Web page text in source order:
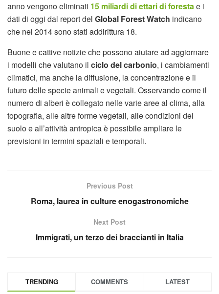
anno vengono eliminati 15 miliardi di ettari di forestae i
dati di oggi dal report del Global Forest Watch indicano
che nel 2014 sono stati addirittura 18.
Buone e cattive notizie che possono aiutare ad aggiornare
i modelli che valutano il ciclo del carbonio, i cambiamenti
climatici, ma anche la diffusione, la concentrazione e il
futuro delle specie animali e vegetali. Osservando come il
numero di alberi è collegato nelle varie aree al clima, alla
topografia, alle altre forme vegetali, alle condizioni del
suolo e all’attività antropica è possibile ampliare le
previsioni in termini spaziali e temporali.
Previous Post
Roma, laurea in culture enogastronomiche
Next Post
Immigrati, un terzo dei braccianti in Italia
TRENDING COMMENTS LATEST